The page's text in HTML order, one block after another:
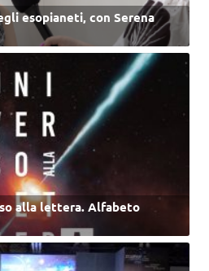
esopianeti, con Serena
alla lettera. Alfabeto